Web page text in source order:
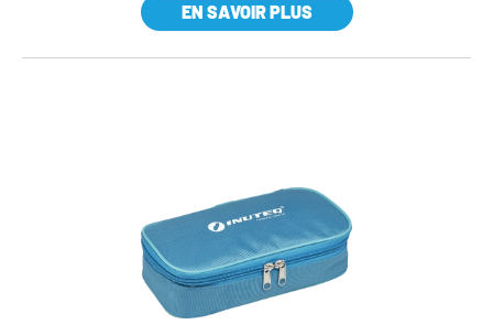
EN SAVOIR PLUS